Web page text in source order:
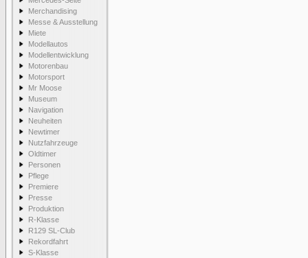
Merchandising
Messe & Ausstellung
Miete
Modellautos
Modellentwicklung
Motorenbau
Motorsport
Mr Moose
Museum
Navigation
Neuheiten
Newtimer
Nutzfahrzeuge
Oldtimer
Personen
Pflege
Premiere
Presse
Produktion
R-Klasse
R129 SL-Club
Rekordfahrt
S-Klasse